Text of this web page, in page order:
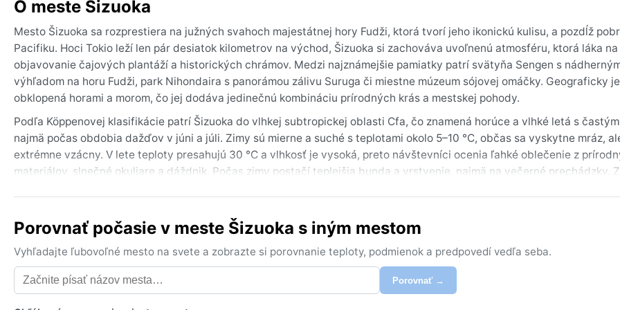
O meste Šizuoka
Mesto Šizuoka sa rozprestiera na južných svahoch majestátnej hory Fudži, ktorá tvorí jeho ikonickú kulisu, a pozdĺž
Pacifiku. Hoci Tokio leží len pár desiatok kilometrov na východ, Šizuoka si zachováva uvoľnenú atmosféru, ktorá láka na
objavovanie čajových plantáží a historických chrámov. Medzi najznámejšie pamiatky patrí svätyňa Sengen s
výhľadom na horu Fudži, park Nihondaira s panorámou zálivu Suruga či miestne múzeum sójovej omáčky. Geograficky
obklopená horami a morom, čo jej dodáva jedinečnú kombináciu prírodných krás a mestskej pohody.
Podľa Köppenovej klasifikácie patrí Šizuoka do vlhkej subtropickej oblasti Cfa, čo znamená horúce a vlhké letá s
najmä počas obdobia dažďov v júni a júli. Zimy sú mierne a suché s teplotami okolo 5–10 °C, občas sa vyskytne mráz,
extrémne vzácny. V lete teploty presahujú 30 °C a vlhkosť je vysoká, preto návštevníci ocenia ľahké oblečenie z
materiálov, slnečné okuliare a dáždnik. Počas zimy postačí teplejšia bunda a vrstvenie, najmä na večerné prechádzky.
Jar ponúka rozkvitnuté čerešne a panorámu Fudži, ktorá je v tomto období najlepšie viditeľná. Jeseň vyniká sýtymi
miernym počasím. Počas leta a začiatku jesene môžu lokalitu zasiahnuť tajfúny, ktoré prinášajú prudký vietor a
najmä v auguste a septembri. Preto je vhodné sledovať predpovede a vyhnúť sa cestovaniu v čase ich očakávania.
pokrývka sa v Šizuoke objavuje len výnimočne, najmä v horských oblastiach, a tak mestské ulice zostávajú bez
zjazdné po celý rok.
Porovnať počasie v meste Šizuoka s iným mestom
Vyhľadajte ľubovoľné mesto na svete a zobrazte si porovnanie teploty, podmienok a predpovedí vedľa seba.
Porovnať →